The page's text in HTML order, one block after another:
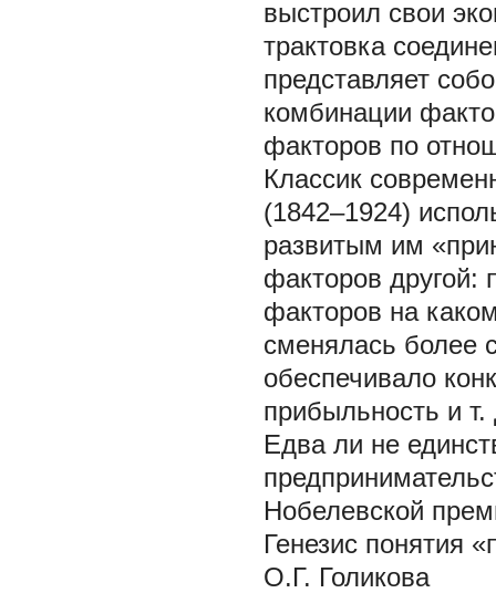
выстроил свои
трактовка
представляет
комбинации
факторов по
Классик
(1842–1924)
развитым им
факторов другой:
факторов на
сменялась более
обеспечивало
прибыльность и т.
Едва ли не
Нобелевской
Генезис понятия
О.Г. Голикова